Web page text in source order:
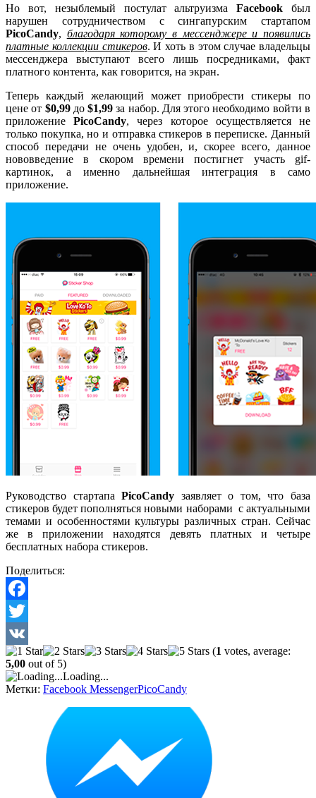
Но вот, незыблемый постулат альтруизмаFacebook был
нарушен сотрудничеством с сингапурским стартапом
PicoCandy, благодаря которому в мессенджере и появились
платные коллекции стикеров. И хоть в этом случае владельцы
мессенджера выступают всего лишь посредниками, факт
платного контента, как говорится, на экран.
Теперь каждый желающий может приобрести стикеры по
цене от $0,99до$1,99 за набор. Для этого необходимо войти в
приложение PicoCandy, через которое осуществляется не
только покупка, но и отправка стикеров в переписке. Данный
способ передачи не очень удобен, и, скорее всего, данное
нововведение в скором времени постигнет участь gif-
картинок, а именно дальнейшая интеграция в само
приложение.
Руководство стартапаPicoCandy заявляет о том, что база
стикеров будет пополняться новыми наборами с актуальными
темами и особенностями культуры различных стран. Сейчас
же в приложении находятся девять платных и четыре
бесплатных набора стикеров.
Поделиться:
Facebook
Twitter
VK
(1 votes, average:
5,00 out of 5)
Loading...
Метки: Facebook MessengerPicoCandy